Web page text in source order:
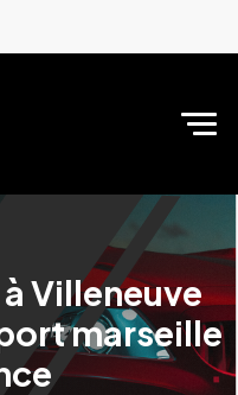
Villeneuve
marseille